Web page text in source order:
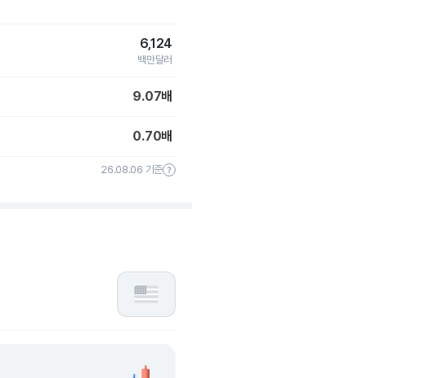
6,124
백만달러
9.07배
0.70배
26.08.06 기준